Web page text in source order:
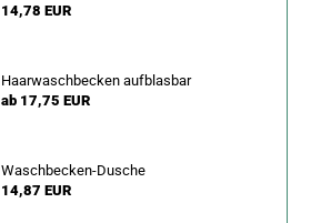
14,78 EUR
Haarwaschbecken aufblasbar
ab 17,75 EUR
Waschbecken-Dusche
14,87 EUR